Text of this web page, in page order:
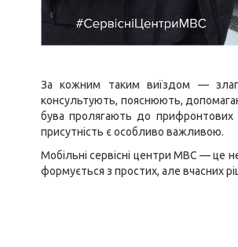
За кожним таким виїздом —
консультують, пояснюють,
бува пролягають до прифронтових
присутність є особливо важливою.
Мобільні сервісні центри МВС — це
формується з простих, але вчасних